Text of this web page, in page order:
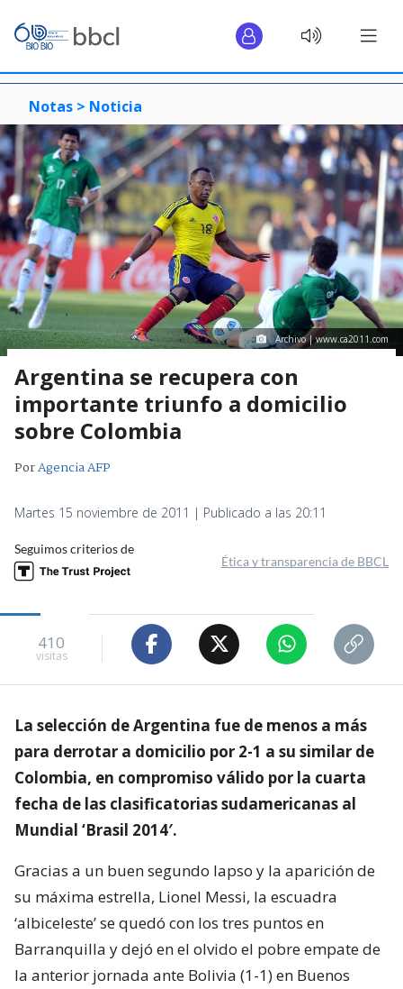
Notas > Noticia
Archivo | www.ca2011.com
Argentina se recupera con
importante triunfo a domicilio
sobre Colombia
PorAgencia AFP
Martes 15 noviembre de 2011 | Publicado a las 20:11
Seguimos criterios de
Ética y transparencia de BBCL
410
visitas
La selección de Argentina fue de menos a más
para derrotar a domicilio por 2-1 a su similar de
Colombia, en compromiso válido por la cuarta
fecha de las clasificatorias sudamericanas al
Mundial ‘Brasil 2014′.
Gracias a un buen segundo lapso y la aparición de
su máxima estrella, Lionel Messi, la escuadra
‘albiceleste’ se quedó con los tres puntos en
Barranquilla y dejó en el olvido el pobre empate de
la anterior jornada ante Bolivia (1-1) en Buenos